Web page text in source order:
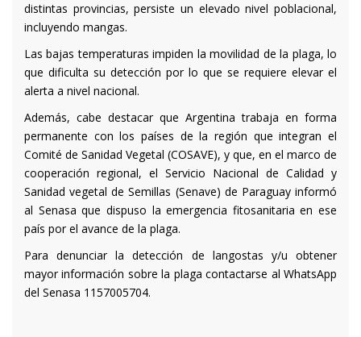
distintas provincias, persiste un elevado nivel poblacional,
incluyendo mangas.
Las bajas temperaturas impiden la movilidad de la plaga, lo
que dificulta su detección por lo que se requiere elevar el
alerta a nivel nacional.
Además, cabe destacar que Argentina trabaja en forma
permanente con los países de la región que integran el
Comité de Sanidad Vegetal (COSAVE), y que, en el marco de
cooperación regional, el Servicio Nacional de Calidad y
Sanidad vegetal de Semillas (Senave) de Paraguay informó
al Senasa que dispuso la emergencia fitosanitaria en ese
país por el avance de la plaga.
Para denunciar la detección de langostas y/u obtener
mayor información sobre la plaga contactarse al WhatsApp
del Senasa 1157005704.